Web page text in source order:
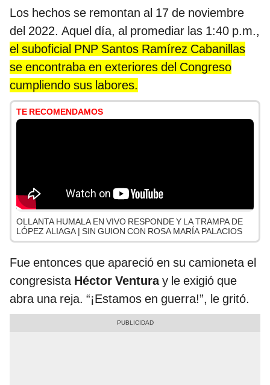
Los hechos se remontan al 17 de noviembre
del 2022. Aquel día, al promediar las 1:40 p.m.,
el suboficial PNP Santos Ramírez Cabanillas
se encontraba en exteriores del Congreso
cumpliendo sus labores.
TE RECOMENDAMOS
OLLANTA HUMALA EN VIVO RESPONDE Y LA TRAMPA DE
LÓPEZ ALIAGA | SIN GUION CON ROSA MARÍA PALACIOS
Fue entonces que apareció en su camioneta el
congresista Héctor Venturay le exigió que
abra una reja. “¡Estamos en guerra!”, le gritó.